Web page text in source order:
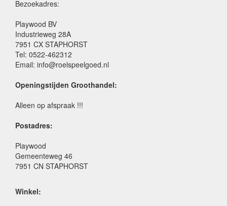
Bezoekadres:
Playwood BV
Industrieweg 28A
7951 CX STAPHORST
Tel: 0522-462312
Email: info@roelspeelgoed.nl
Openingstijden Groothandel:
Alleen op afspraak !!!
Postadres:
Playwood
Gemeenteweg 46
7951 CN STAPHORST
Winkel: